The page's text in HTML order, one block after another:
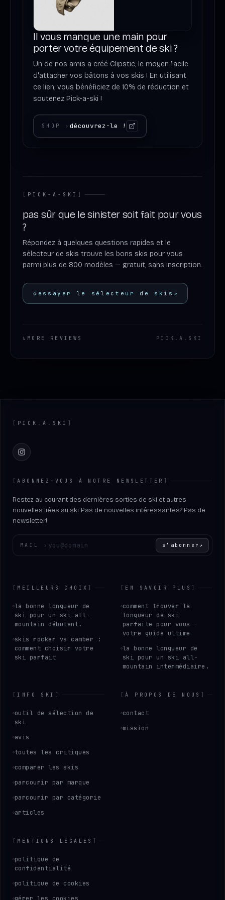
Il vous manque une main pour
porter votre équipement de ski ?
Un de nos amis a créé Clipstic, le moyen facile
d'attacher vos bâtons à vos skis ! En utilisant
ce lien, vous bénéficiez de 10% de réduction et
soutenez Pick-a-ski !
SHOP ›découvrez-le !
[ PICK-A-SKI ]
pas sûr que le sinister soit fait pour vous
?
Répondez à quelques questions rapides et le
sélecteur de skis trouve les bons skis pour vous
parmi plus de 800 modèles — gratuit, sans inscription.
◇ essayer le sélecteur de skis ↗
↳ MORE REVIEWS PICK . A . SKI
[ PICK . A . SKI ]
Instagram
[ABONNEZ-VOUS À NOTRE NEWSLETTER ]
Restez au courant des dernières sorties de ski et autres
nouvelles liées au ski. Pas de nouvelles intéressantes? Pas de
newsletter!
MAIL › s'abonner ↗
[ MEILLEURS CHOIX ]
la bonne longueur de
ski pour un ski all-
mountain débutant.
skis rocker vs camber :
comment choisir votre
ski parfait
[ EN SAVOIR PLUS ]
comment trouver la
longueur de ski
parfaite pour vous –
votre guide ultime
la bonne longueur de
ski pour un ski all-
mountain intermédiaire.
[INFO SKI ]
outil de sélection de
ski
avis
toutes les critiques
comparer les skis
parcourir par marque
parcourir par catégorie
articles
[À PROPOS DE NOUS ]
contact
mission
[ MENTIONS LÉGALES ]
politique de
confidentialité
politique de cookies